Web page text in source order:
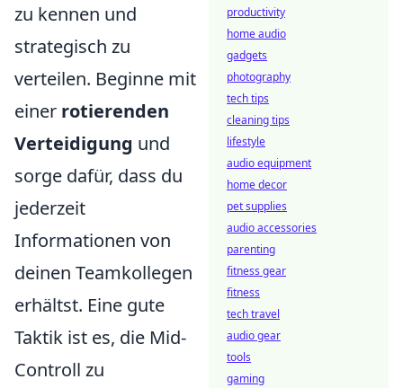
zu kennen und
strategisch zu
verteilen. Beginne mit
einer rotierenden
Verteidigung und
sorge dafür, dass du
jederzeit
Informationen von
deinen Teamkollegen
erhältst. Eine gute
Taktik ist es, die Mid-
Controll zu
productivity
home audio
gadgets
photography
tech tips
cleaning tips
lifestyle
audio equipment
home decor
pet supplies
audio accessories
parenting
fitness gear
fitness
tech travel
audio gear
tools
gaming